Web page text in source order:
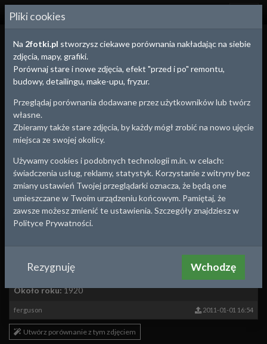
2FOTKI.PL
Legnickie Pole, woj.Dolnośląskie
Koszary Al.Rzeczypospolitej (ujęcie z miejsca
NULL
Około roku:1920
ferguson 2011-01-01 16:54
Utwórz porównanie z tym zdjęciem
Pliki cookies
Na 2fotki.pl stworzysz ciekawe porównania nakładając na siebie
zdjęcia, mapy, grafiki.
Porównaj stare i nowe zdjęcia, efekt "przed i po" remontu,
budowy, detailingu, make-upu, fryzur.
Przeglądaj porównania dodawane przez użytkowników lub twórz
własne.
Zbieramy także stare zdjęcia, by każdy mógł zrobić na nowo ujęcie
miejsca ze swojej okolicy.
Używamy cookies i podobnych technologii m.in. w celach:
świadczenia usług, reklamy, statystyk. Korzystanie z witryny bez
zmiany ustawień Twojej przeglądarki oznacza, że będą one
umieszczane w Twoim urządzeniu końcowym. Pamiętaj, że
zawsze możesz zmienić te ustawienia. Szczegóły znajdziesz w
Polityce Prywatności.
Rezygnuję Wchodzę